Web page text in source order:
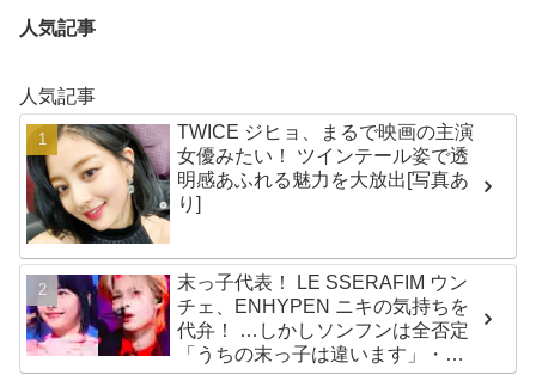
人気記事
人気記事
TWICE ジヒョ、まるで映画の主演
女優みたい！ ツインテール姿で透
明感あふれる魅力を大放出[写真あ
り]
末っ子代表！ LE SSERAFIM ウン
チェ、ENHYPEN ニキの気持ちを
代弁！ …しかしソンフンは全否定
「うちの末っ子は違います」・・